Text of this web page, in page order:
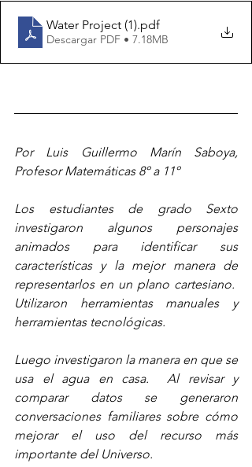
Water Project (1).pdf
Descargar PDF • 7.18MB
Por Luis Guillermo Marín Saboya,
Profesor Matemáticas 8º a 11º
Los estudiantes de grado Sexto
investigaron algunos personajes
animados para identificar sus
características y la mejor manera de
representarlos en un plano cartesiano.
Utilizaron herramientas manuales y
herramientas tecnológicas.
Luego investigaron la manera en que se
usa el agua en casa.  Al revisar y
comparar datos se generaron
conversaciones familiares sobre cómo
mejorar el uso del recurso más
importante del Universo.